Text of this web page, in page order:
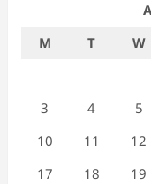
M
T W
3
4 5
10
11 12
17
18 19